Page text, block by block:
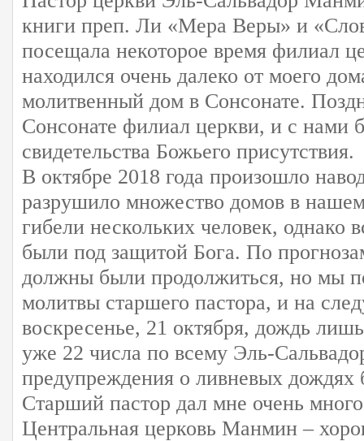
книги преп. Ли «Мера Веры» и
посещала некоторое время филиал
находился очень далеко от моего
молитвенный дом в Сонсонате.
Сонсонате филиал церкви, и с нами
свидетельства Божьего присутствия.
В октябре 2018 года произошло
разрушило множество домов в
гибели нескольких человек, однако
были под защитой Бога. По
должны были продолжиться, но мы
молитвы старшего пастора, и на
воскресенье, 21 октября, дождь
уже 22 числа по всему Эль-
предупреждения о ливневых
Старший пастор дал мне очень
Центральная церковь Манмин –